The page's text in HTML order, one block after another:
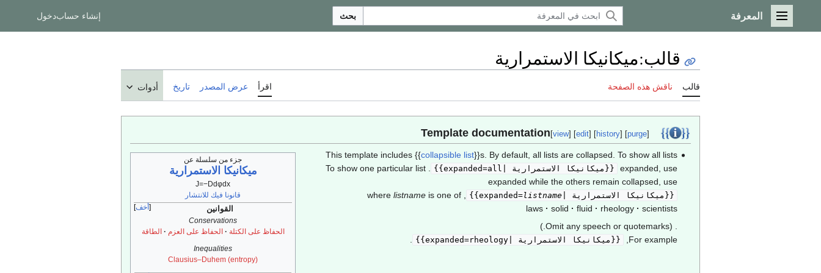
القائمة الرئيسية
المعرفة بحث إنشاء حسابدخول
قالب:ميكانيكا الاستمرارية
قالب ناقش هذه الصفحة اقرأ عرض المصدر تاريخ أدوات
[view] [edit] [history] [purge]
جزء من سلسلة عن
ميكانيكا الاستمرارية
J=−Ddφdx
قانونا فيك للانتشار
أخف
القوانين
Conservations
الحفاظ على الكتلة
الحفاظ على العزم
الطاقة
Inequalities
Clausius–Duhem (entropy)
This template includes {{collapsible list}}s. By default, all lists are collapsed. To show all lists
expanded, use
{{ميكانيكا الاستمرارية |expanded=all}}
. To show one particular list
expanded while the others remain collapsed, use
{{ميكانيكا الاستمرارية |expanded=listname
}}
, where
listnameis one of
laws
solid fluid rheology
scientists
. (Omit any speech or quotemarks.)
For example,
{{ميكانيكا الاستمرارية |expanded=rheology}} .